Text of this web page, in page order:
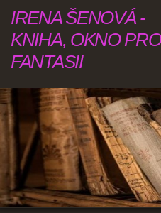
IRENA ŠENOVÁ -
KNIHA, OKNO PRO
FANTASII